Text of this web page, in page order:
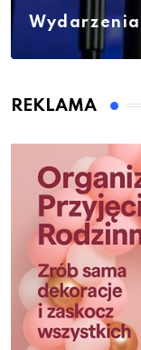
Wydarzenia
REKLAMA